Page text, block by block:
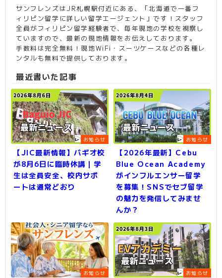
サンフレンズはJR札幌駅付近にある、「北海道で一番フ
ィリピン留学に詳しい留学エージェント」です！スタッフ
全員がフィリピン留学経験者で、毎年現地の学校を視察し
ていますので、最新の現地情報をお伝えしております。
手数料は完全無料！現地WiFi・スーツケースなどの各種レ
ンタルも無料で提供しております。
最近書いた記事
お知らせ
【JIC最新情報】バギオ校
が8月6日に臨時休講｜学
生は全員安全、校内サポ
ートは通常どおり
お知らせ
【2026年最新】Cebu
Blue Ocean Academy
がインフルエンサー留学
を募集！SNSでセブ留学
の魅力を発信してみませ
んか？
お知らせ お知らせ